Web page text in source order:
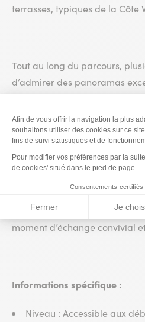
terrasses, typiques de la Côte
Tout au long du parcours,
d’admirer des panoramas
Collioure et de mieux
géographie et les richesses
unique.
L’expérience se prolonge au
dégustation , ils
de leur savoir-faire, de la
moment d’échange convivial
Informations spécifique :
Niveau : Accessible aux